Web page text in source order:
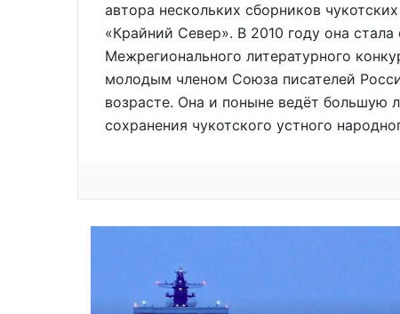
автора нескольких сборников
«Крайний Север». В 2010 году она
Межрегионального литературного
молодым членом Союза писателей
возрасте. Она и поныне ведёт большую
сохранения чукотского устного